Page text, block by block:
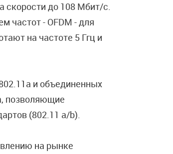
скорости до 108 Мбит/с.
частот - OFDM - для
на частоте 5 Ггц и
и объединенных
позволяющие
(802.11 a/b).
на рынке